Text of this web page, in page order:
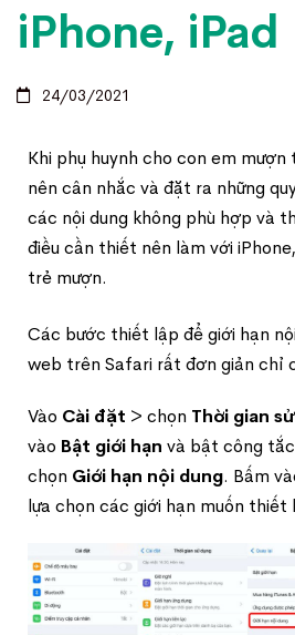
iPhone, iPad
24/03/2021
Khi phụ huynh cho con em
nên cân nhắc và đặt ra những
các nội dung không phù hợp và
điều cần thiết nên làm với
trẻ mượn.
Các bước thiết lập để giới hạn
web trên Safari rất đơn giản chỉ
Vào Cài đặt > chọn Thời gian
vào Bật giới hạn và bật công
chọn Giới hạn nội dung. Bấm
lựa chọn các giới hạn muốn thiết